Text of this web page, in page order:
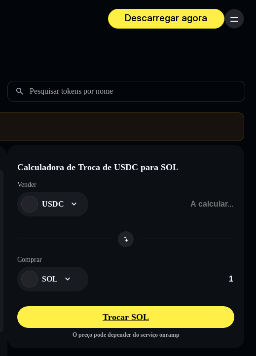
Descarregar agora
Menu
Pesquisar tokens por nome
Calculadora de Troca de USDC para SOL
Vender
USDC
Comprar
SOL
Trocar SOL
O preço pode depender do serviço onramp